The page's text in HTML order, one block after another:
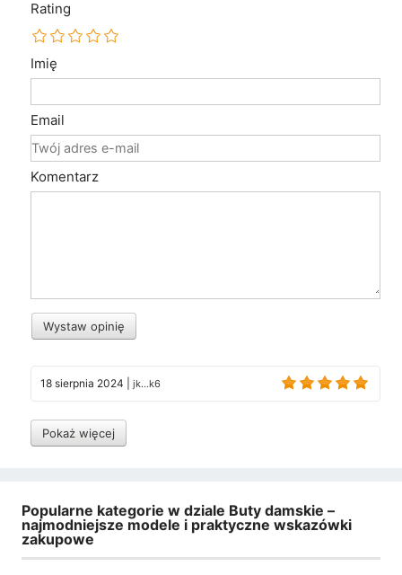
Rating
Imię
Email
Komentarz
Wystaw opinię
18 sierpnia 2024 jk...k6
Pokaż więcej
Popularne kategorie w dziale Buty damskie –
najmodniejsze modele i praktyczne wskazówki
zakupowe